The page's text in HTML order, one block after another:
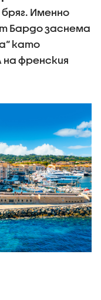
Именно
Бардо заснема
като
френския